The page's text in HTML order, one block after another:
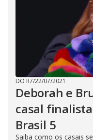
DO R7/22/07/2021
Deborah e
casal
Brasil 5
Saiba como os casais